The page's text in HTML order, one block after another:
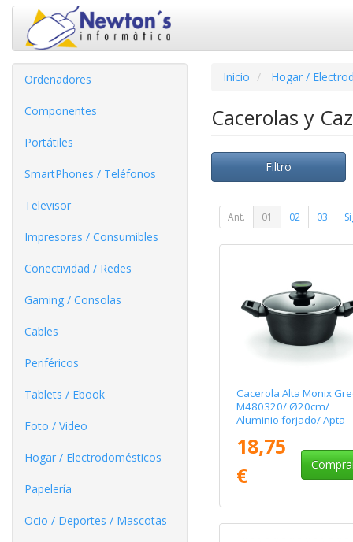
Ordenadores
Componentes
Portátiles
SmartPhones / Teléfonos
Televisor
Impresoras / Consumibles
Conectividad / Redes
Gaming / Consolas
Cables
Periféricos
Tablets / Ebook
Foto / Video
Hogar / Electrodomésticos
Papelería
Ocio / Deportes / Mascotas
Inicio Hogar /
Cacerolas y
Filtro
Ant. 01 02 03
Cacerola Alta Monix
M480320/ Ø20cm/
Aluminio forjado/ Apta
18,75
€